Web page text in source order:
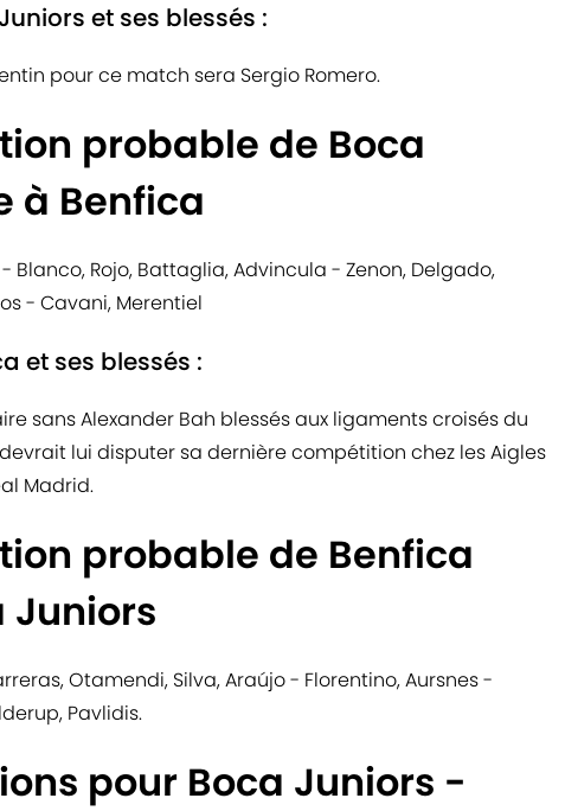
et ses blessés :
pour ce match sera Sergio Romero.
probable de Boca
à Benfica
Blanco, Rojo, Battaglia, Advincula - Zenon, Delgado,
- Cavani, Merentiel
et ses blessés :
sans Alexander Bah blessés aux ligaments croisés du
lui disputer sa dernière compétition chez les Aigles
Madrid.
probable de Benfica
Juniors
Otamendi, Silva, Araújo - Florentino, Aursnes -
Pavlidis.
pour Boca Juniors -